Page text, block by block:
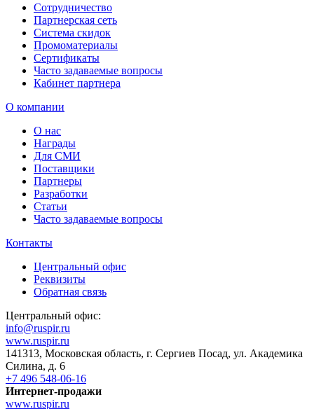
Сотрудничество
Партнерская сеть
Система скидок
Промоматериалы
Сертификаты
Часто задаваемые вопросы
Кабинет партнера
О компании
О нас
Награды
Для СМИ
Поставщики
Партнеры
Разработки
Статьи
Часто задаваемые вопросы
Контакты
Центральный офис
Реквизиты
Обратная связь
Центральный офис:
info@ruspir.ru
www.ruspir.ru
141313, Московская область, г. Сергиев Посад, ул. Академика
Силина, д. 6
+7 496 548-06-16
Интернет-продажи
www.ruspir.ru